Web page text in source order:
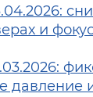
и
давление